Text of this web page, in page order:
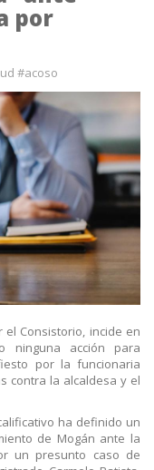
por
#acoso
Consistorio, incide en
ninguna acción para
por la funcionaria
contra la alcaldesa y el
ha definido un
de Mogán ante la
un presunto caso de